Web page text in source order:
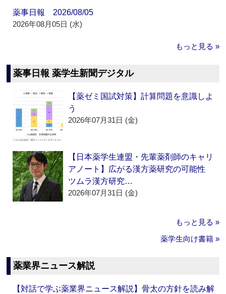
薬事日報 2026/08/05
2026年08月05日 (水)
もっと見る »
薬事日報 薬学生新聞デジタル
【薬ゼミ国試対策】計算問題を意識しよ
う
2026年07月31日 (金)
【日本薬学生連盟・先輩薬剤師のキャリ
アノート】広がる漢方薬研究の可能性
ツムラ漢方研究…
2026年07月31日 (金)
もっと見る »
薬学生向け書籍 »
薬業界ニュース解説
【対話で学ぶ薬業界ニュース解説】骨太の方針を読み解